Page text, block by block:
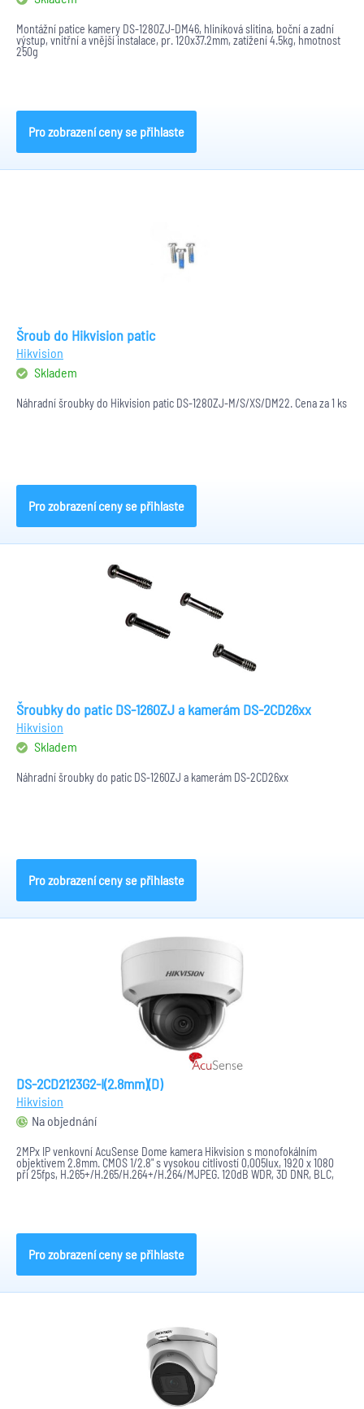
Montážní patice kamery DS-1280ZJ-DM46, hliníková slitina, boční a zadní
výstup, vnitřní a vnější instalace, pr. 120x37.2mm, zatížení 4.5kg, hmotnost
250g
Pro zobrazení ceny se přihlaste
Šroub do Hikvision patic
Hikvision
Skladem
Náhradní šroubky do Hikvision patic DS-1280ZJ-M/S/XS/DM22. Cena za 1 ks
Pro zobrazení ceny se přihlaste
Šroubky do patic DS-1260ZJ a kamerám DS-2CD26xx
Hikvision
Skladem
Náhradní šroubky do patic DS-1260ZJ a kamerám DS-2CD26xx
Pro zobrazení ceny se přihlaste
DS-2CD2123G2-I(2.8mm)(D)
Hikvision
Na objednání
2MPx IP venkovní AcuSense Dome kamera Hikvision s monofokálním
objektivem 2.8mm. CMOS 1/2.8" s vysokou citlivostí 0,005lux, 1920 x 1080
při 25fps, H.265+/H.265/H.264+/H.264/MJPEG. 120dB WDR, 3D DNR, BLC,
HLC...
Pro zobrazení ceny se přihlaste